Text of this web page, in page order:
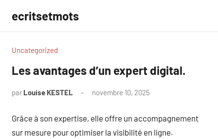
contenu
ecritsetmots
Uncategorized
Les avantages d’un expert digital.
par Louise KESTEL novembre 10, 2025
Grâce à son expertise, elle offre un accompagnement
sur mesure pour optimiser la visibilité en ligne.